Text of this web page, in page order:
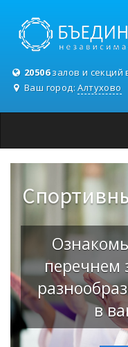
20506залов и секций
Ваш город:Алтухово
перечнем
в